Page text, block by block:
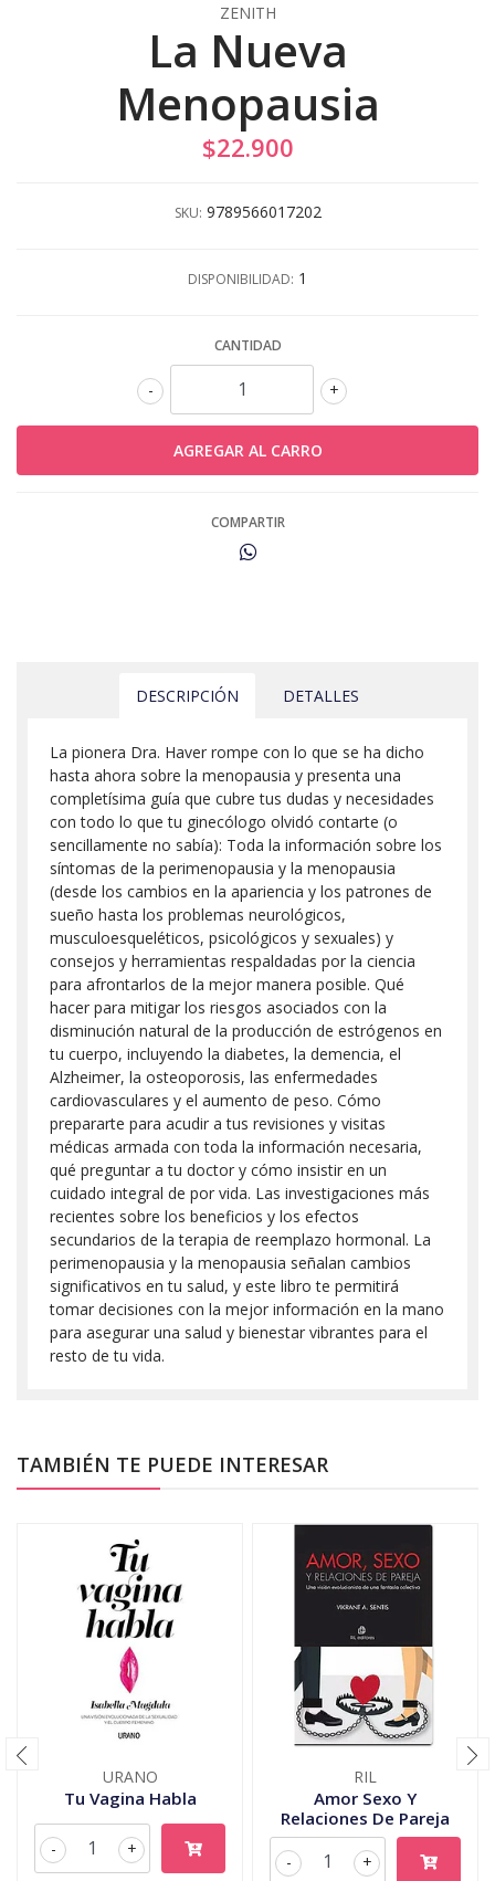
ZENITH
La Nueva
Menopausia
$22.900
SKU: 9789566017202
DISPONIBILIDAD: 1
CANTIDAD
+
-
COMPARTIR
DESCRIPCIÓN DETALLES
La pionera Dra. Haver rompe con lo que se ha dicho
hasta ahora sobre la menopausia y presenta una
completísima guía que cubre tus dudas y necesidades
con todo lo que tu ginecólogo olvidó contarte (o
sencillamente no sabía): Toda la información sobre los
síntomas de la perimenopausia y la menopausia
(desde los cambios en la apariencia y los patrones de
sueño hasta los problemas neurológicos,
musculoesqueléticos, psicológicos y sexuales) y
consejos y herramientas respaldadas por la ciencia
para afrontarlos de la mejor manera posible. Qué
hacer para mitigar los riesgos asociados con la
disminución natural de la producción de estrógenos en
tu cuerpo, incluyendo la diabetes, la demencia, el
Alzheimer, la osteoporosis, las enfermedades
cardiovasculares y el aumento de peso. Cómo
prepararte para acudir a tus revisiones y visitas
médicas armada con toda la información necesaria,
qué preguntar a tu doctor y cómo insistir en un
cuidado integral de por vida. Las investigaciones más
recientes sobre los beneficios y los efectos
secundarios de la terapia de reemplazo hormonal. La
perimenopausia y la menopausia señalan cambios
significativos en tu salud, y este libro te permitirá
tomar decisiones con la mejor información en la mano
para asegurar una salud y bienestar vibrantes para el
resto de tu vida.
TAMBIÉN TE PUEDE INTERESAR
URANO
Tu Vagina Habla
+
-
RIL
Amor Sexo Y
Relaciones De Pareja
+
-